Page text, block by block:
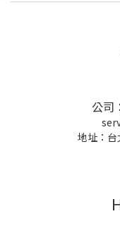
公司
地址：